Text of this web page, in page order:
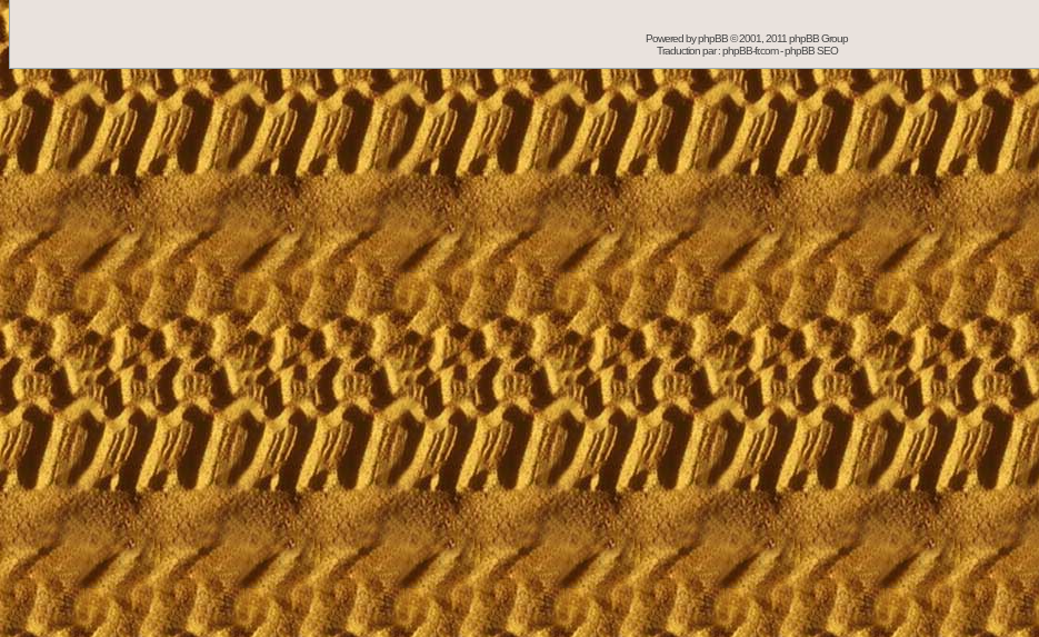
Powered byphpBB© 2001, 2011 phpBB Group
Traduction par :phpBB-fr.com-phpBB SEO